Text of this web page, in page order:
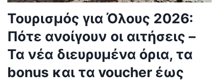
Τουρισμός για Όλους 2026:
Πότε ανοίγουν οι αιτήσεις –
Τα νέα διευρυμένα όρια, τα
bonus και τα voucher έως